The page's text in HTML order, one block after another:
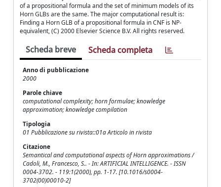
of a propositional formula and the set of minimum models of its
Horn GLBs are the same. The major computational result is:
Finding a Horn GLB of a propositional formula in CNF is NP-
equivalent, (C) 2000 Elsevier Science B.V. All rights reserved.
Scheda breve Scheda completa
Anno di pubblicazione
2000
Parole chiave
computational complexity; horn formulae; knowledge
approximation; knowledge compilation
Tipologia
01 Pubblicazione su rivista::01a Articolo in rivista
Citazione
Semantical and computational aspects of Horn approximations /
Cadoli, M., Francesco, S.. - In: ARTIFICIAL INTELLIGENCE. - ISSN
0004-3702. - 119:1(2000), pp. 1-17. [10.1016/s0004-
3702(00)00010-2]